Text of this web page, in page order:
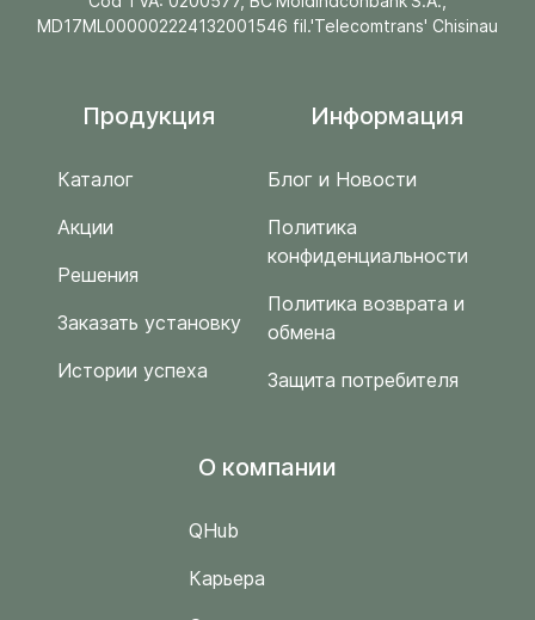
MD17ML000002224132001546 fil.'Telecomtrans' Chisinau
Продукция
Каталог
Акции
Решения
Заказать установку
Истории успеха
Информация
Блог и Новости
Политика
конфиденциальности
Политика возврата и
обмена
Защита потребителя
O компании
QHub
Карьера